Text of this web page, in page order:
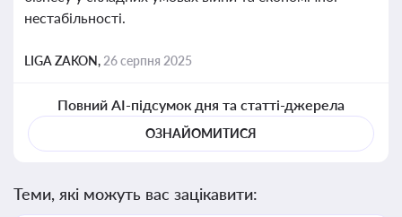
нестабільності.
LIGA ZAKON, 26 серпня 2025
Повний AI-підсумок дня та статті-джерела
ОЗНАЙОМИТИСЯ
Теми, які можуть вас зацікавити: